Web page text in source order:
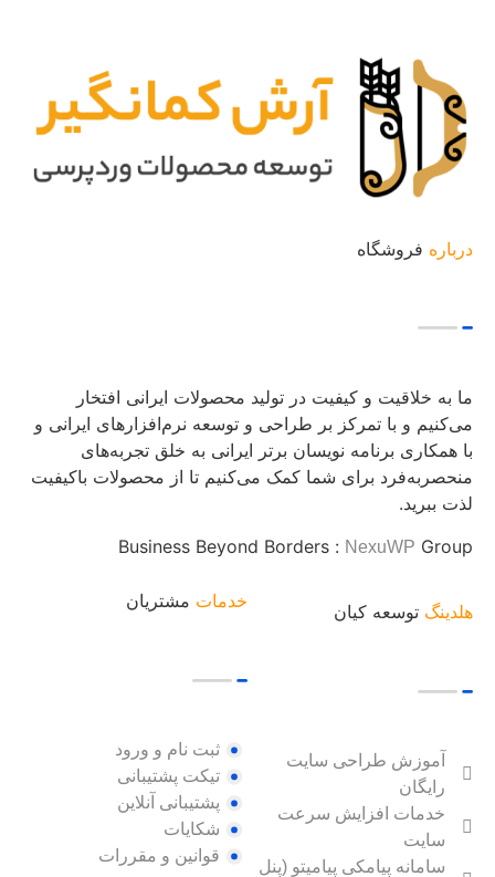
دربارهفروشگاه
ما به خلاقیت و کیفیت در تولید محصولات ایرانی افتخار
می‌کنیم و با تمرکز بر طراحی و توسعه نرم‌افزارهای ایرانی و
با همکاری برنامه نویسان برتر ایرانی به خلق تجربه‌های
منحصربه‌فرد برای شما کمک می‌کنیم تا از محصولات باکیفیت
لذت ببرید.
Business Beyond Borders :NexuWPGroup
هلدینگتوسعه کیان
آموزش طراحی سایت
رایگان
خدمات افزایش سرعت
سایت
سامانه پیامکی پیامیتو (پنل
خدماتمشتریان
ثبت نام و ورود
تیکت پشتیبانی
پشتیبانی آنلاین
شکایات
قوانین و مقررات